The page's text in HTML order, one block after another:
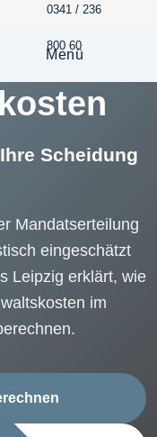
0341 / 236
800 60
Menü
LEIPZIG
Scheidung
Mandatserteilung
eingeschätzt
Leipzig erklärt, wie
im